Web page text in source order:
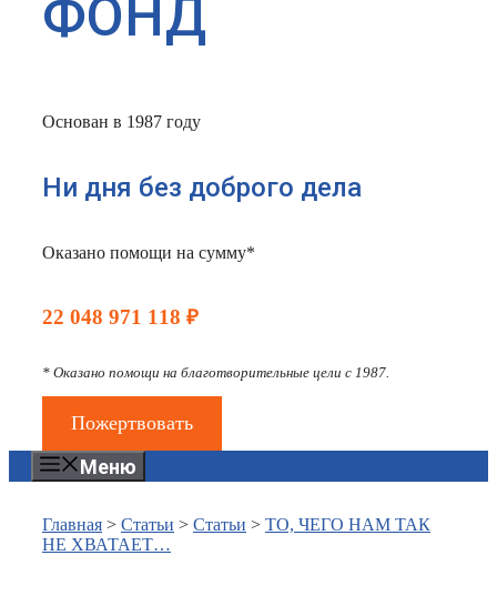
ФОНД
Основан в 1987 году
Ни дня без доброго дела
Оказано помощи на сумму*
22 048 971 118 ₽
* Оказано помощи на благотворительные цели с 1987.
Пожертвовать
Меню
Главная > Статьи > Статьи > ТО, ЧЕГО НАМ ТАК
НЕ ХВАТАЕТ…